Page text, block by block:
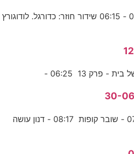
לודוגורץ - הפועל ת''א 06:00 - 06:15 שידור חוזר: כדורגל. לודוגורץ
06:00 - בוקר ישראלי 07:49 - שובר קופות 08:17 - דנון עושה